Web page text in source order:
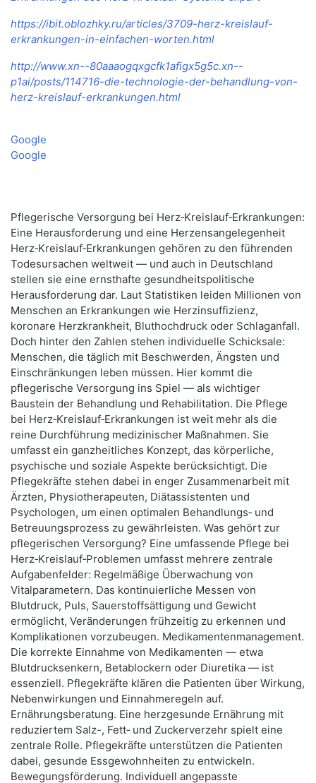
https://ibit.oblozhky.ru/articles/3709-herz-kreislauf-
erkrankungen-in-einfachen-worten.html
http://www.xn--80aaaogqxgcfk1afigx5g5c.xn--
p1ai/posts/114716-die-technologie-der-behandlung-von-
herz-kreislauf-erkrankungen.html
Google
Google
Pflegerische Versorgung bei Herz‑Kreislauf‑Erkrankungen:
Eine Herausforderung und eine Herzensangelegenheit
Herz‑Kreislauf‑Erkrankungen gehören zu den führenden
Todesursachen weltweit — und auch in Deutschland
stellen sie eine ernsthafte gesundheitspolitische
Herausforderung dar. Laut Statistiken leiden Millionen von
Menschen an Erkrankungen wie Herzinsuffizienz,
koronare Herzkrankheit, Bluthochdruck oder Schlaganfall.
Doch hinter den Zahlen stehen individuelle Schicksale:
Menschen, die täglich mit Beschwerden, Ängsten und
Einschränkungen leben müssen. Hier kommt die
pflegerische Versorgung ins Spiel — als wichtiger
Baustein der Behandlung und Rehabilitation. Die Pflege
bei Herz‑Kreislauf‑Erkrankungen ist weit mehr als die
reine Durchführung medizinischer Maßnahmen. Sie
umfasst ein ganzheitliches Konzept, das körperliche,
psychische und soziale Aspekte berücksichtigt. Die
Pflegekräfte stehen dabei in enger Zusammenarbeit mit
Ärzten, Physiotherapeuten, Diätassistenten und
Psychologen, um einen optimalen Behandlungs‑ und
Betreuungsprozess zu gewährleisten. Was gehört zur
pflegerischen Versorgung? Eine umfassende Pflege bei
Herz‑Kreislauf‑Problemen umfasst mehrere zentrale
Aufgabenfelder: Regelmäßige Überwachung von
Vitalparametern. Das kontinuierliche Messen von
Blutdruck, Puls, Sauerstoffsättigung und Gewicht
ermöglicht, Veränderungen frühzeitig zu erkennen und
Komplikationen vorzubeugen. Medikamentenmanagement.
Die korrekte Einnahme von Medikamenten — etwa
Blutdrucksenkern, Betablockern oder Diuretika — ist
essenziell. Pflegekräfte klären die Patienten über Wirkung,
Nebenwirkungen und Einnahmeregeln auf.
Ernährungsberatung. Eine herzgesunde Ernährung mit
reduziertem Salz-, Fett‑ und Zuckerverzehr spielt eine
zentrale Rolle. Pflegekräfte unterstützen die Patienten
dabei, gesunde Essgewohnheiten zu entwickeln.
Bewegungsförderung. Individuell angepasste